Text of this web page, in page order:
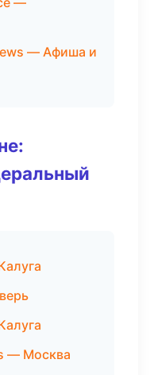
— Афиша и
— Москва